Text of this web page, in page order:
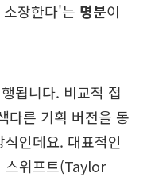
장한다'는 명분이
됩니다. 비교적 접
다른 기획 버전을 동
인데요. 대표적인
스위프트(Taylor